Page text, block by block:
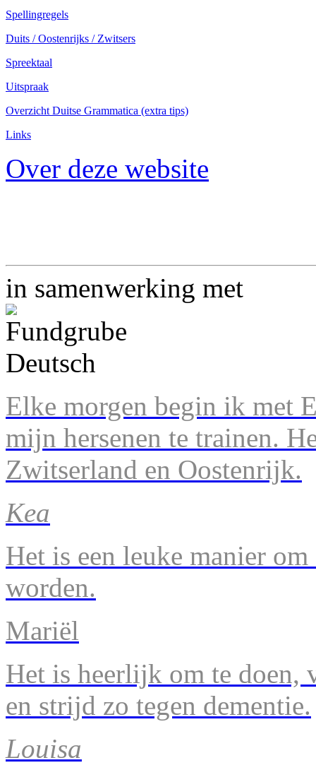
Spellingregels
Duits / Oostenrijks / Zwitsers
Spreektaal
Uitspraak
Overzicht Duitse Grammatica (extra tips)
Links
Over deze website
in samenwerking met
Elke morgen begin ik met
mijn hersenen te trainen.
Zwitserland en Oostenrijk.
Kea
Het is een leuke manier
worden.
Mariël
Het is heerlijk om te doen,
en strijd zo tegen dementie.
Louisa